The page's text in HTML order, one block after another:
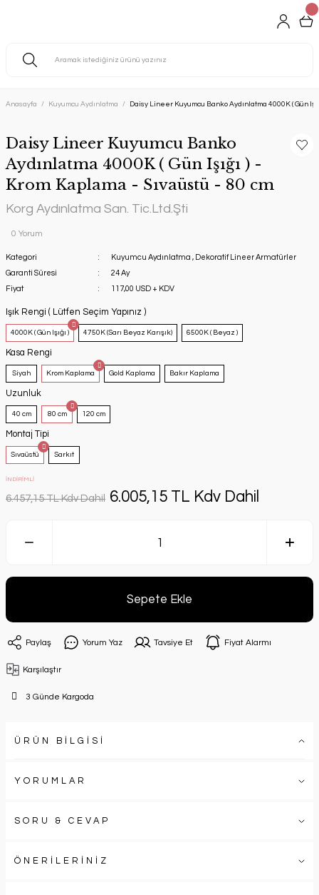
Anasayfa Kuyumcu Aydınlatma Daisy Lineer Kuyumcu Banko Aydınlatma 4000K ( Gün
Daisy Lineer Kuyumcu Banko
Aydınlatma 4000K ( Gün Işığı ) -
Krom Kaplama - Sıvaüstü - 80 cm
Korg Aydınlatma San. Tic.Ltd.Şti
0 Yorum
Kategori Kuyumcu Aydınlatma , Dekoratif Lineer Armatürler
Garanti Süresi
24 Ay
Fiyat
117,00 USD + KDV
Işık Rengi ( Lütfen Seçim Yapınız )
4000K ( Gün Işığı ) 4750K (Sarı Beyaz Karışık) 6500K ( Beyaz )
Kasa Rengi
Siyah Krom Kaplama Gold Kaplama Bakır Kaplama
Uzunluk
40 cm 80 cm 120 cm
Montaj Tipi
Sıvaüstü Sarkıt
İNDİRİMLİ
6.457,15 TL Kdv Dahil 6.005,15 TL Kdv Dahil
Sepete Ekle
Paylaş Yorum Yaz Tavsiye Et Fiyat Alarmı
Karşılaştır
3 Günde Kargoda
ÜRÜN BİLGİSİ
YORUMLAR
SORU & CEVAP
ÖNERİLERİNİZ